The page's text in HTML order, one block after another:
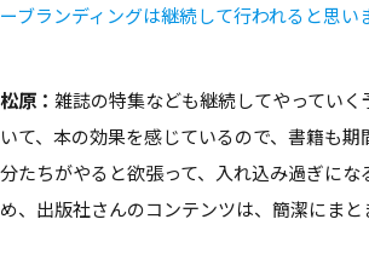
ーブランディングは継続して行われると思
松原： 雑誌の特集なども継続してやってい
いて、本の効果を感じているので、書籍も
分たちがやると欲張って、入れ込み過ぎに
め、出版社さんのコンテンツは、簡潔にまと